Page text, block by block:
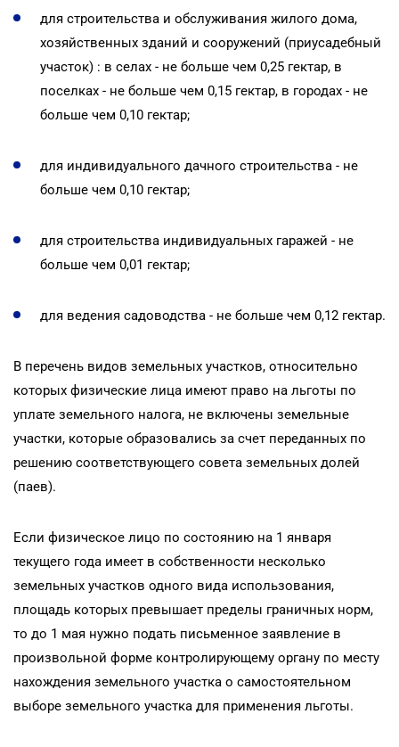
для строительства и обслуживания жилого дома,
хозяйственных зданий и сооружений (приусадебный
участок) : в селах - не больше чем 0,25 гектар, в
поселках - не больше чем 0,15 гектар, в городах - не
больше чем 0,10 гектар;
для индивидуального дачного строительства - не
больше чем 0,10 гектар;
для строительства индивидуальных гаражей - не
больше чем 0,01 гектар;
для ведения садоводства - не больше чем 0,12 гектар.
В перечень видов земельных участков, относительно
которых физические лица имеют право на льготы по
уплате земельного налога, не включены земельные
участки, которые образовались за счет переданных по
решению соответствующего совета земельных долей
(паев).
Если физическое лицо по состоянию на 1 января
текущего года имеет в собственности несколько
земельных участков одного вида использования,
площадь которых превышает пределы граничных норм,
то до 1 мая нужно подать письменное заявление в
произвольной форме контролирующему органу по месту
нахождения земельного участка о самостоятельном
выборе земельного участка для применения льготы.